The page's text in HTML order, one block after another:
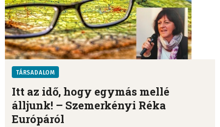
TÁRSADALOM
Itt az idő, hogy egymás mellé
álljunk! – Szemerkényi Réka
Európáról